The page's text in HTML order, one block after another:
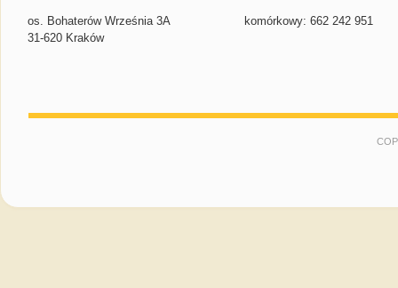
os. Bohaterów Września 3A
31-620 Kraków
komórkowy: 662 242 951